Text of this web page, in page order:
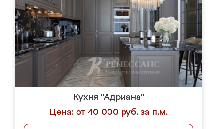
Кухня "Адриана"
Цена: от 40 000 руб. за п.м.